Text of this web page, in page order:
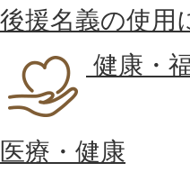
後援名義の使用
健康・
医療・健康